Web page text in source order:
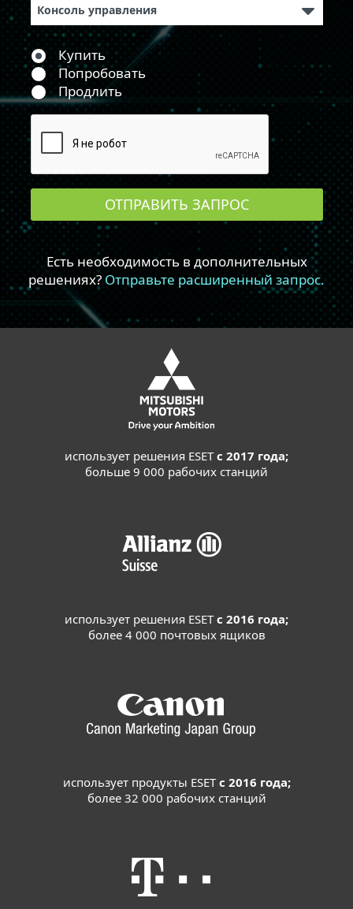
использует решения ESETс 2017 года;
больше 9 000 рабочих станций
использует решения ESETс 2016 года;
более 4 000 почтовых ящиков
использует продукты ESETс 2016 года;
более 32 000 рабочих станций